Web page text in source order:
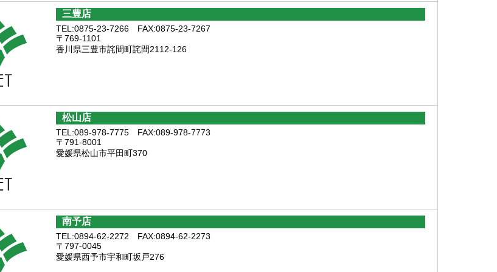
三豊店
TEL:0875-23-7266 FAX:0875-23-7267
〒769-1101
香川県三豊市詫間町詫間2112-126
松山店
TEL:089-978-7775 FAX:089-978-7773
〒791-8001
愛媛県松山市平田町370
南予店
TEL:0894-62-2272 FAX:0894-62-2273
〒797-0045
愛媛県西予市宇和町坂戸276